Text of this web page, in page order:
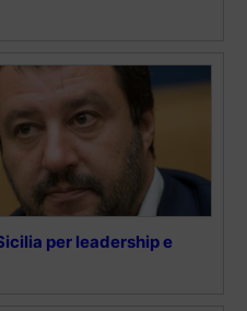
per leadership e